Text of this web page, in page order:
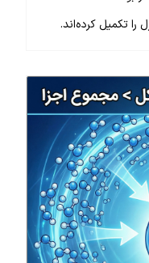
تکمیل کرده‌اند.